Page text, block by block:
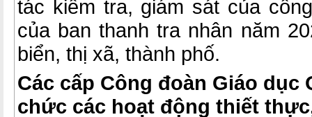
tác kiểm tra, giám sát của
của ban thanh tra nhân năm
biển, thị xã, thành phố.
Các cấp Công đoàn Giáo dục
chức các hoạt động thiết